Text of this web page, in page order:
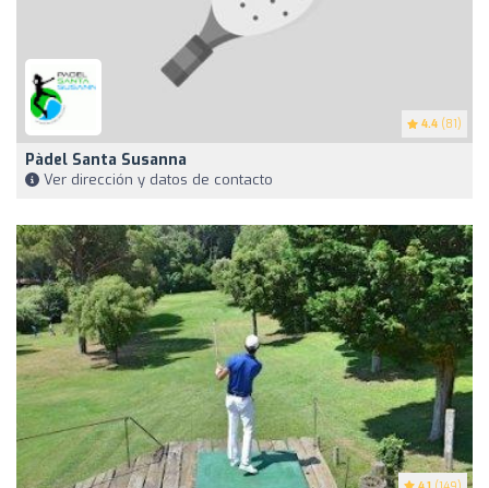
4.4 (81)
Pàdel Santa Susanna
Ver dirección y datos de contacto